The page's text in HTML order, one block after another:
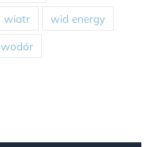
wiatr wid energy
wodór